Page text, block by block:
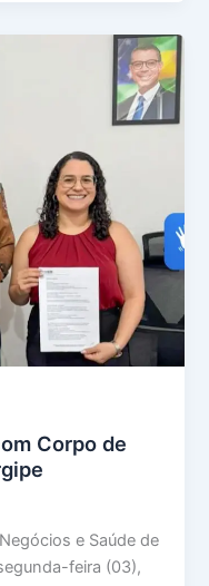
Corpo de
e Saúde de
feira (03),